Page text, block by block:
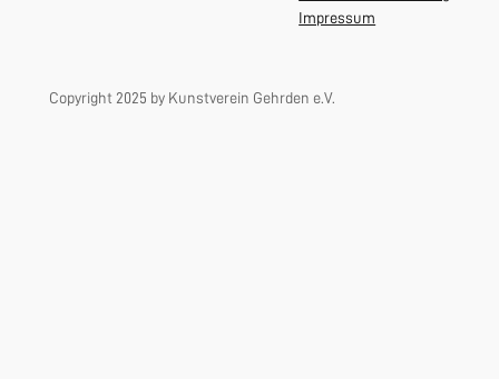
Impressum
Copyright 2025 by Kunstverein Gehrden e.V.